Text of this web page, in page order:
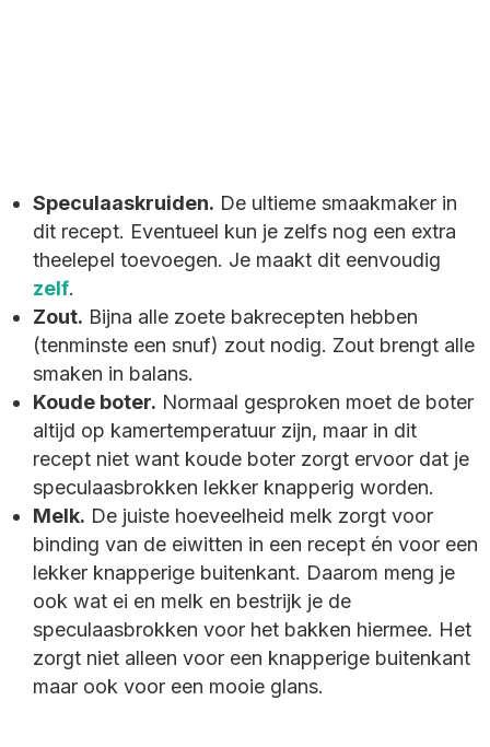
Speculaaskruiden. De ultieme smaakmaker in
dit recept. Eventueel kun je zelfs nog een extra
theelepel toevoegen. Je maakt dit eenvoudig
zelf.
Zout. Bijna alle zoete bakrecepten hebben
(tenminste een snuf) zout nodig. Zout brengt alle
smaken in balans.
Koude boter. Normaal gesproken moet de boter
altijd op kamertemperatuur zijn, maar in dit
recept niet want koude boter zorgt ervoor dat je
speculaasbrokken lekker knapperig worden.
Melk. De juiste hoeveelheid melk zorgt voor
binding van de eiwitten in een recept én voor een
lekker knapperige buitenkant. Daarom meng je
ook wat ei en melk en bestrijk je de
speculaasbrokken voor het bakken hiermee. Het
zorgt niet alleen voor een knapperige buitenkant
maar ook voor een mooie glans.